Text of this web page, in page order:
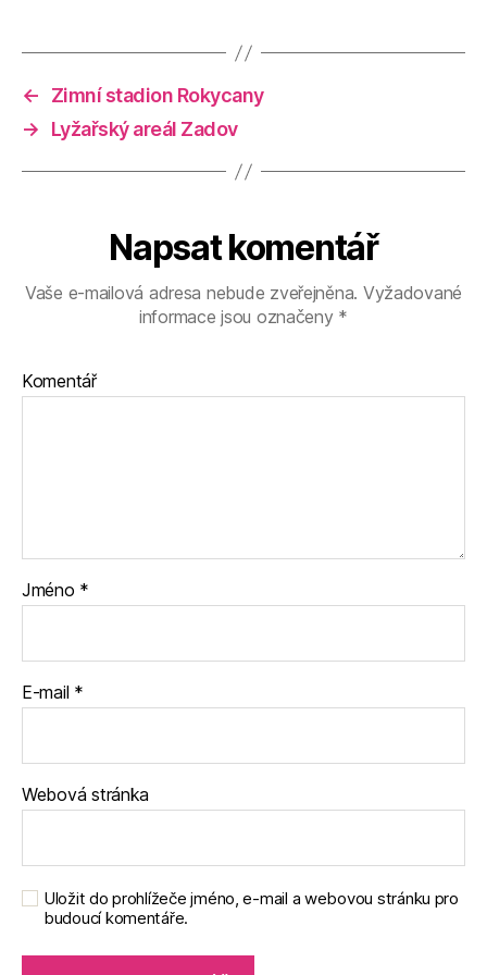
←
Zimní stadion Rokycany
→
Lyžařský areál Zadov
Napsat komentář
Vaše e-mailová adresa nebude zveřejněna. Vyžadované
informace jsou označeny *
Komentář
Jméno *
E-mail *
Webová stránka
Uložit do prohlížeče jméno, e-mail a webovou stránku pro
budoucí komentáře.